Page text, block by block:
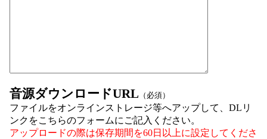
音源ダウンロードURL （必須）
ファイルをオンラインストレージ等へアップして、DLリ
ンクをこちらのフォームにご記入ください。
アップロードの際は保存期間を60日以上に設定してくださ